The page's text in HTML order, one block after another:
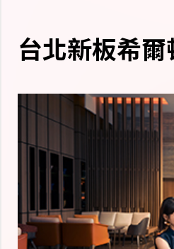
台北新板希